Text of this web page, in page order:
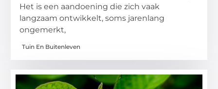
Het is een aandoening die zich vaak
langzaam ontwikkelt, soms jarenlang
ongemerkt,
Tuin En Buitenleven